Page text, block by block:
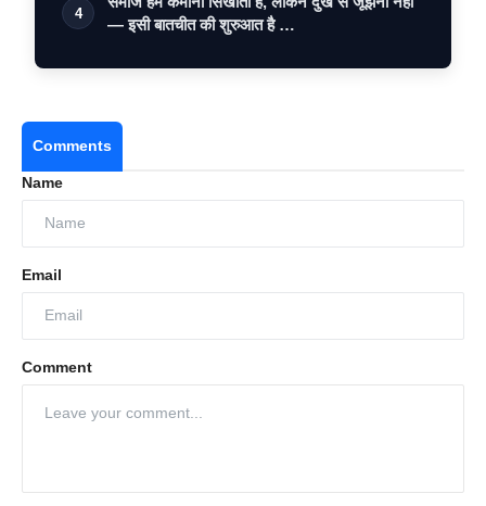
4
— इसी बातचीत की शुरुआत है …
Comments
Name
Email
Comment